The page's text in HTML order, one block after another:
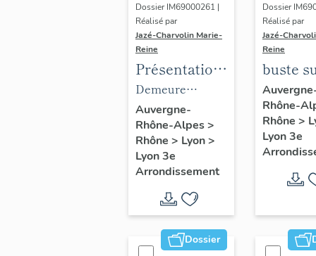
Dossier IM69000261 |
Réalisé par
Jazé-Charvolin Marie-
Reine
Présentation
du mobilier
du la villa
Berliet
Demeure
d'industriel dite
villa Berliet
actuellement
Fondation de
l'automobile
Maruis Berlet
centre d'archives
industrielles.
Auvergne-
Rhône-Alpes>
Rhône > Lyon>
Lyon 3e
Arrondissement
Dossier
Réalisé par
Jazé-
Reine
buste
Marius
Berliet
Rhône-
Rhône >
Lyon 3e
Dossier